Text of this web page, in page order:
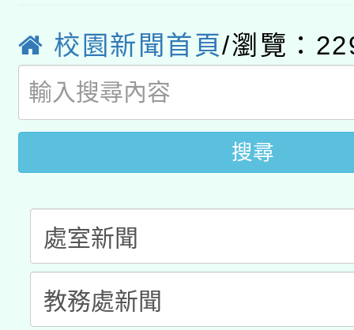
薪期間赴陸應申請許可
轉知經濟部水利署委託
業技術研究院辦理「
用水績優單位及節水達
115年8月22日(星期六
桃園市孔廟祈福系列
開 智慧啟航」
2026年桃園地景藝術
校園新聞首頁/瀏覽：
搜尋